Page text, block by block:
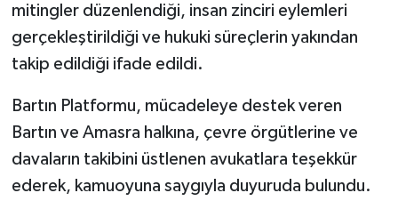
mitingler düzenlendiği, insan zinciri eylemleri
gerçekleştirildiği ve hukuki süreçlerin yakından
takip edildiği ifade edildi.
Bartın Platformu, mücadeleye destek veren
Bartın ve Amasra halkına, çevre örgütlerine ve
davaların takibini üstlenen avukatlara teşekkür
ederek, kamuoyuna saygıyla duyuruda bulundu.